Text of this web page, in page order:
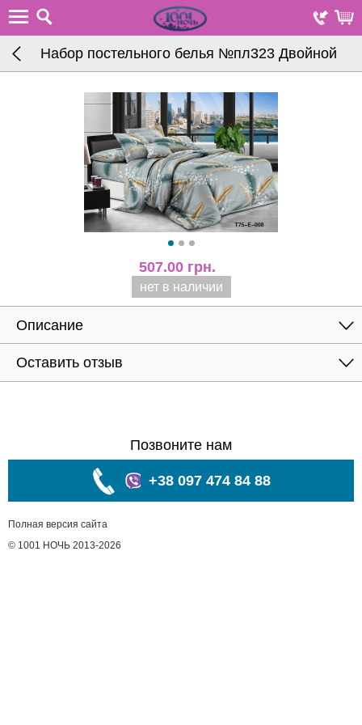
Набор постельного белья №пл323 Двойной
507.00 грн.
нет в наличии
Описание
Оставить отзыв
Позвоните нам
+38 097 474 84 88
Полная версия сайта
© 1001 НОЧЬ 2013-2026